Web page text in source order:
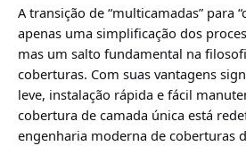
A transição de “multicamadas” para
apenas uma simplificação dos
mas um salto fundamental na
coberturas. Com suas vantagens
leve, instalação rápida e fácil
cobertura de camada única está
engenharia moderna de coberturas